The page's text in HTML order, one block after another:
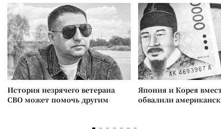
История незрячего ветерана
СВО может помочь другим
Япония и Корея
обвалили